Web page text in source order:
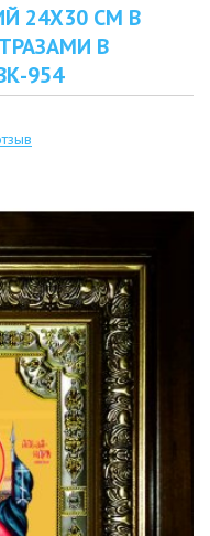
24X30 СМ В
В
954